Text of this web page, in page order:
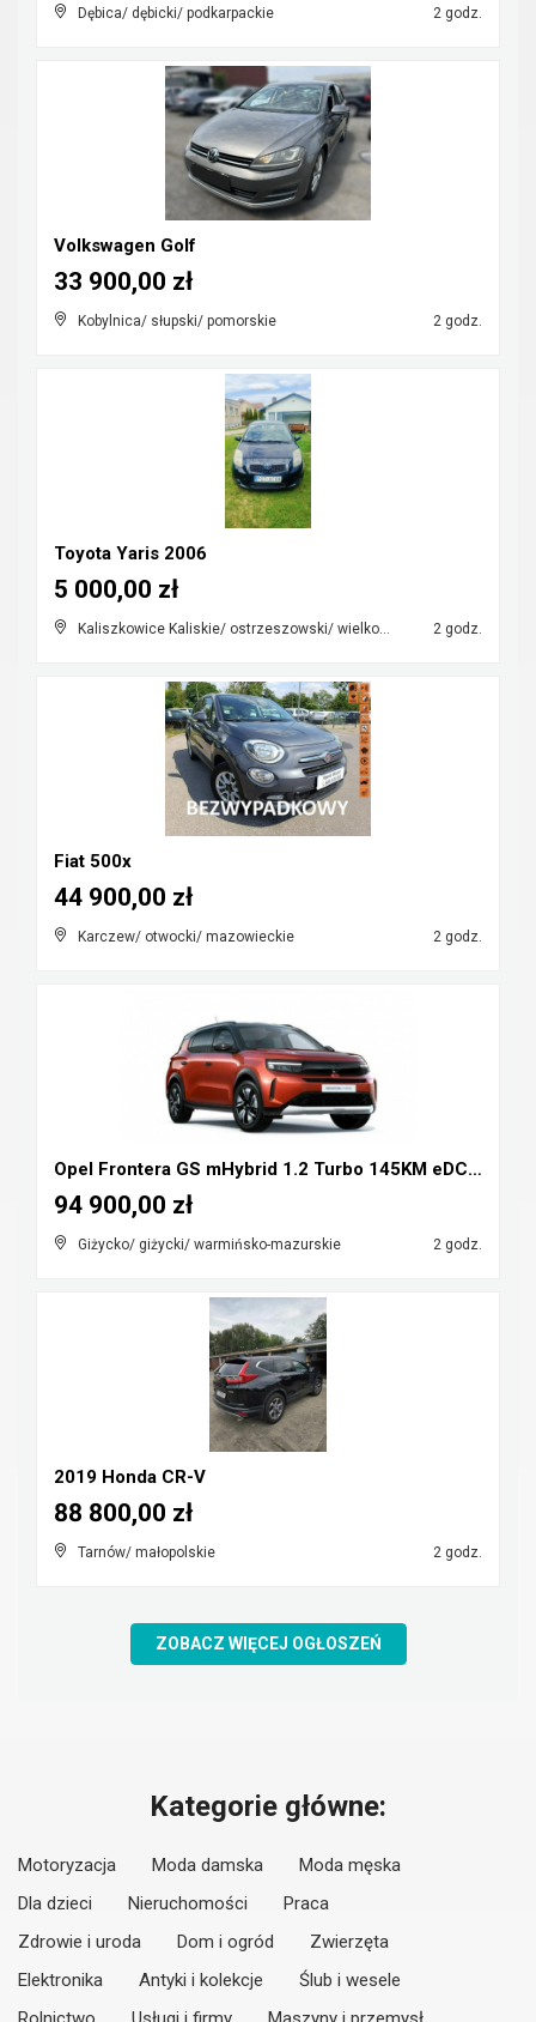
Dębica/ dębicki/ podkarpackie 2 godz.
Volkswagen Golf
Kobylnica/ słupski/ pomorskie 2 godz.
33 900,00 zł
Toyota Yaris 2006
Kaliszkowice Kaliskie/ ostrzeszowski/ wielkopolskie 2 godz.
5 000,00 zł
Fiat 500x
Karczew/ otwocki/ mazowieckie 2 godz.
44 900,00 zł
Opel Frontera GS mHybrid 1.2 Turbo 145KM eDCT6
Giżycko/ giżycki/ warmińsko-mazurskie 2 godz.
94 900,00 zł
2019 Honda CR-V
Tarnów/ małopolskie 2 godz.
88 800,00 zł
ZOBACZ WIĘCEJ OGŁOSZEŃ
Kategorie główne:
Motoryzacja Moda damska
Moda męska
Dla dzieci
Nieruchomości
Praca
Zdrowie i uroda
Dom i ogród
Zwierzęta
Elektronika
Antyki i kolekcje
Ślub i wesele